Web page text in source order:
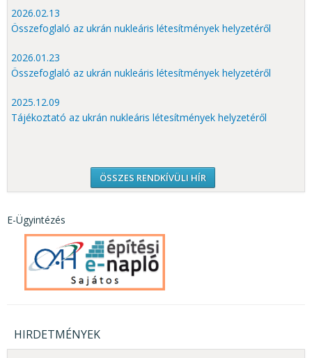
2026.02.13
Összefoglaló az ukrán nukleáris létesítmények helyzetéről
2026.01.23
Összefoglaló az ukrán nukleáris létesítmények helyzetéről
2025.12.09
Tájékoztató az ukrán nukleáris létesítmények helyzetéről
ÖSSZES RENDKÍVÜLI HÍR
E-Ügyintézés
HIRDETMÉNYEK